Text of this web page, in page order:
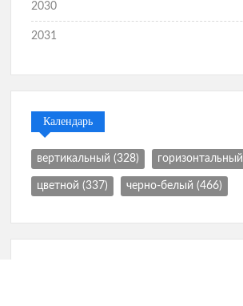
2030
2031
Календарь
вертикальный (328) горизонтальный
цветной (337) черно-белый (466)